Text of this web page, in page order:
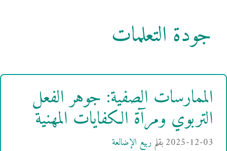
جودة التعلمات
الممارسات الصفية: جوهر الفعل
التربوي ومرآة الكفايات المهنية
2025-12-03بقلم ربيع الإضالعة